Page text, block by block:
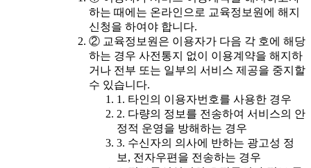
하는 때에는 온라인으로 교육정보원에 해지
신청을 하여야 합니다.
② 교육정보원은 이용자가 다음 각 호에 해당
하는 경우 사전통지 없이 이용계약을 해지하
거나 전부 또는 일부의 서비스 제공을 중지할
수 있습니다.
1. 타인의 이용자번호를 사용한 경우
2. 다량의 정보를 전송하여 서비스의 안
정적 운영을 방해하는 경우
3. 수신자의 의사에 반하는 광고성 정
보, 전자우편을 전송하는 경우